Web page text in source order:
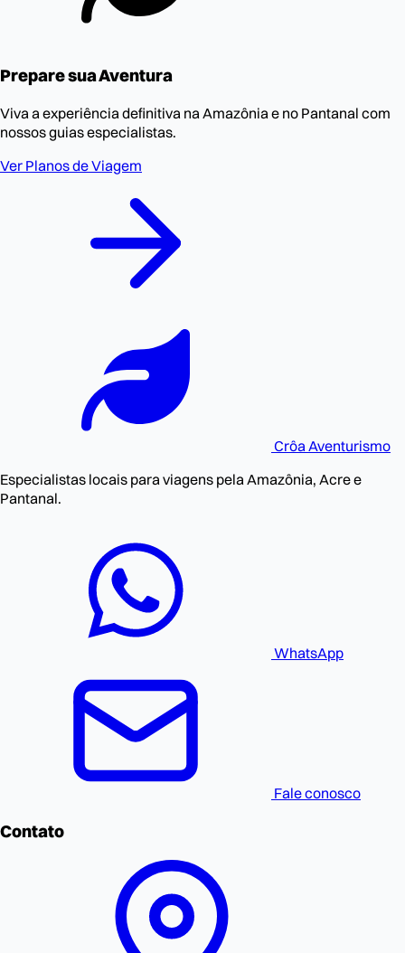
Prepare sua Aventura
Viva a experiência definitiva na Amazônia e no Pantanal com
nossos guias especialistas.
Ver Planos de Viagem
CrôaAventurismo
Especialistas locais para viagens pela Amazônia, Acre e
Pantanal.
WhatsApp
Fale conosco
Contato